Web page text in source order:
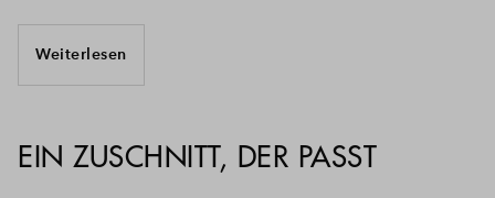
Weiterlesen
EIN ZUSCHNITT, DER PASST